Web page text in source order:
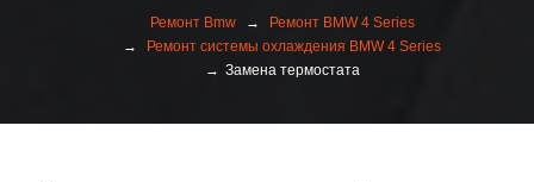
Ремонт Bmw
Ремонт BMW 4 Series
Ремонт системы охлаждения BMW 4 Series
Замена термостата